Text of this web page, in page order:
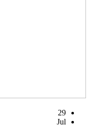
29
Jul